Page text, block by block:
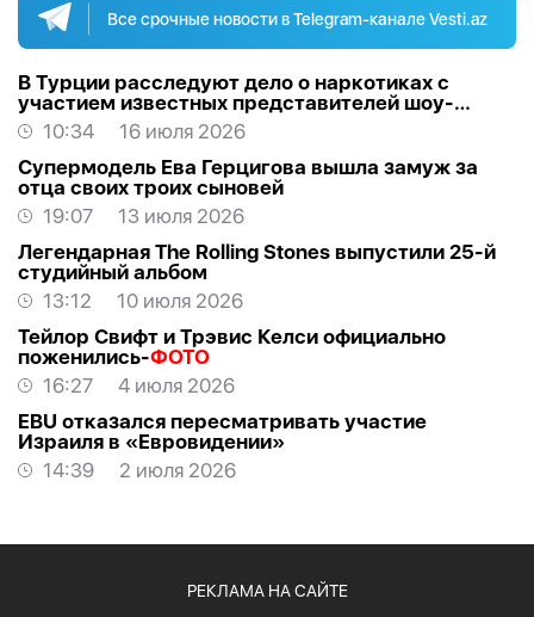
Все срочные новости в Telegram-канале Vesti.az
В Турции расследуют дело о наркотиках с
участием известных представителей шоу-
бизнеса
10:34
16 июля 2026
Супермодель Ева Герцигова вышла замуж за
отца своих троих сыновей
19:07
13 июля 2026
Легендарная The Rolling Stones выпустили 25-й
студийный альбом
13:12
10 июля 2026
Тейлор Свифт и Трэвис Келси официально
поженились-ФОТО
16:27
4 июля 2026
EBU отказался пересматривать участие
Израиля в «Евровидении»
14:39
2 июля 2026
РЕКЛАМА НА САЙТЕ